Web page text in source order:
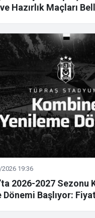
Hazırlık Maçları
19:36
2026-2027 Sezonu
Dönemi Başlıyor: